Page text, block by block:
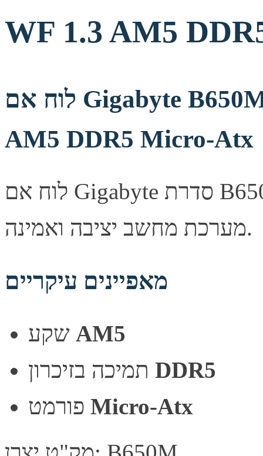
WF 1.3 AM5
לוח אם Gigabyte B650M GAMING PLUS WF 1.3
AM5 DDR5 Micro-Atx
לוח אם Gigabyte סדרת B650M, מספק יציבות ואמינות לבניית
מערכת מחשב יציבה ואמינה.
מאפיינים עיקריים
AM5
DDR5
Micro-Atx